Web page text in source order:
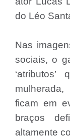
do Léo
Nas
sociais, o
ficam em
braços
altamente